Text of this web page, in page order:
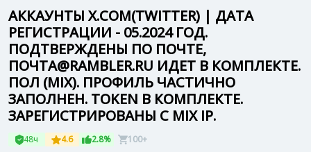
АККАУНТЫ X.COM(TWITTER) | ДАТА
РЕГИСТРАЦИИ - 05.2024 ГОД.
ПОДТВЕРЖДЕНЫ ПО ПОЧТЕ,
ПОЧТА@RAMBLER.RU ИДЕТ В КОМПЛЕКТЕ.
ПОЛ (MIX). ПРОФИЛЬ ЧАСТИЧНО
ЗАПОЛНЕН. TOKEN В КОМПЛЕКТЕ.
ЗАРЕГИСТРИРОВАНЫ С MIX IP.
48ч 4.6 2.8% 100+